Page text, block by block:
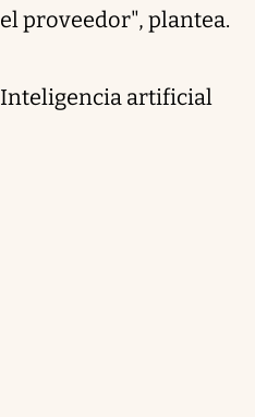
el proveedor", plantea.
Inteligencia artificial